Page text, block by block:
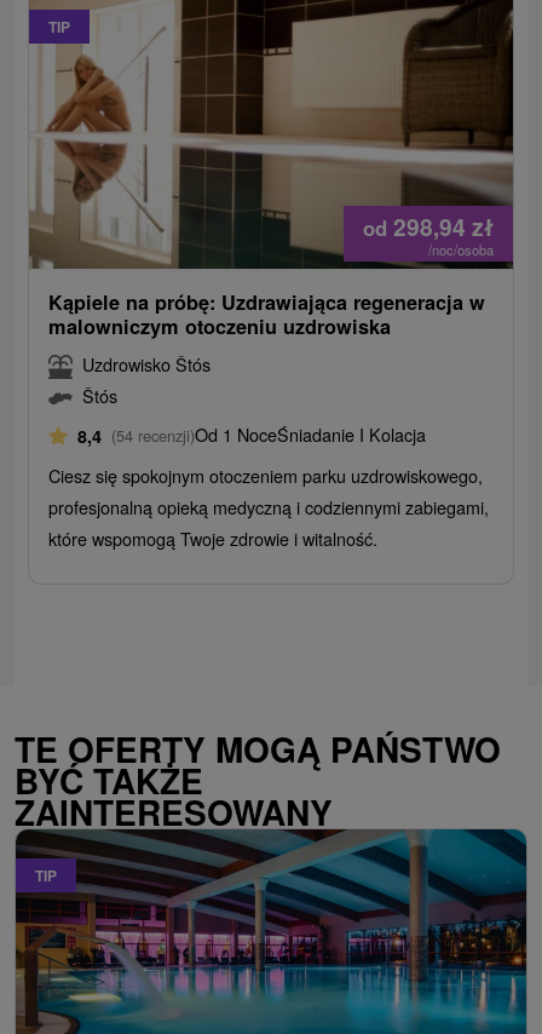
TIP
od 298,94 zł
/noc/osoba
Kąpiele na próbę: Uzdrawiająca regeneracja w
malowniczym otoczeniu uzdrowiska
Uzdrowisko Štós
Štós
8,4 (54 recenzji)Od 1 NoceŚniadanie I Kolacja
Ciesz się spokojnym otoczeniem parku uzdrowiskowego,
profesjonalną opieką medyczną i codziennymi zabiegami,
które wspomogą Twoje zdrowie i witalność.
TE OFERTY MOGĄ PAŃSTWO
BYĆ TAKŻE
ZAINTERESOWANY
TIP